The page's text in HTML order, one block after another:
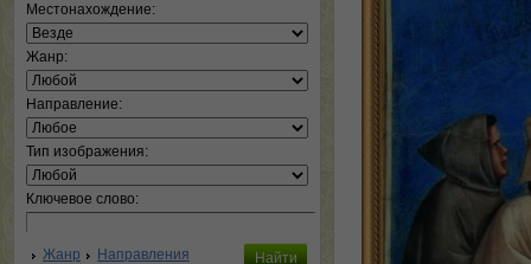
Местонахождение:
Жанр:
Направление:
Тип изображения:
Ключевое слово:
Жанр Направления